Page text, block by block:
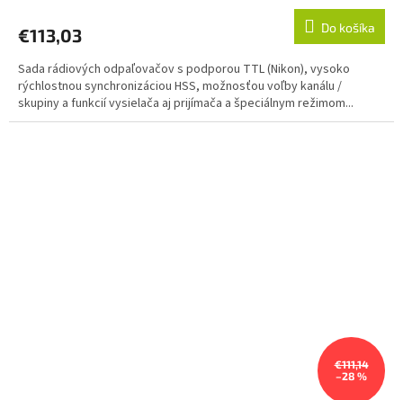
€113,03 Do košíka
Sada rádiových odpaľovačov s podporou TTL (Nikon), vysoko
rýchlostnou synchronizáciou HSS, možnosťou voľby kanálu /
skupiny a funkcií vysielača aj prijímača a špeciálnym režimom...
€111,14
–28 %